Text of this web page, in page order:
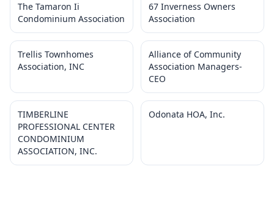
The Tamaron Ii
Condominium Association
67 Inverness Owners
Association
Trellis Townhomes
Association, INC
Alliance of Community
Association Managers-
CEO
TIMBERLINE
PROFESSIONAL CENTER
CONDOMINIUM
ASSOCIATION, INC.
Odonata HOA, Inc.